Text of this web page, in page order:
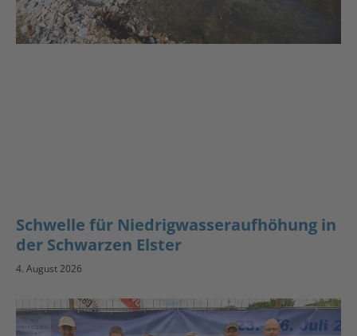
Schwelle für Niedrigwasseraufhöhung in
der Schwarzen Elster
4. August 2026